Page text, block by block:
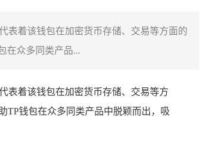
表着该钱包在加密货币存储、交易等方面的
在众多同类产品...
表着该钱包在加密货币存储、交易等方
TP钱包在众多同类产品中脱颖而出，吸